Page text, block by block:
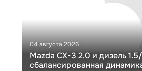
04 августа 2026
Mazda CX-3 2.0 и дизель
сбалансированная